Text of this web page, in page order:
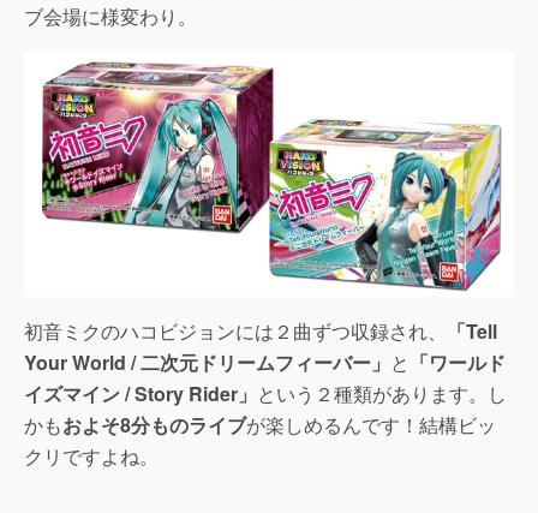
ブ会場に様変わり。
初音ミクのハコビジョンには２曲ずつ収録され、
「Tell
Your World / 二次元ドリームフィーバー」 と 「ワールド
イズマイン / Story Rider」 という２種類があります。し
かもおよそ8分ものライブが楽しめるんです！結構ビッ
クリですよね。